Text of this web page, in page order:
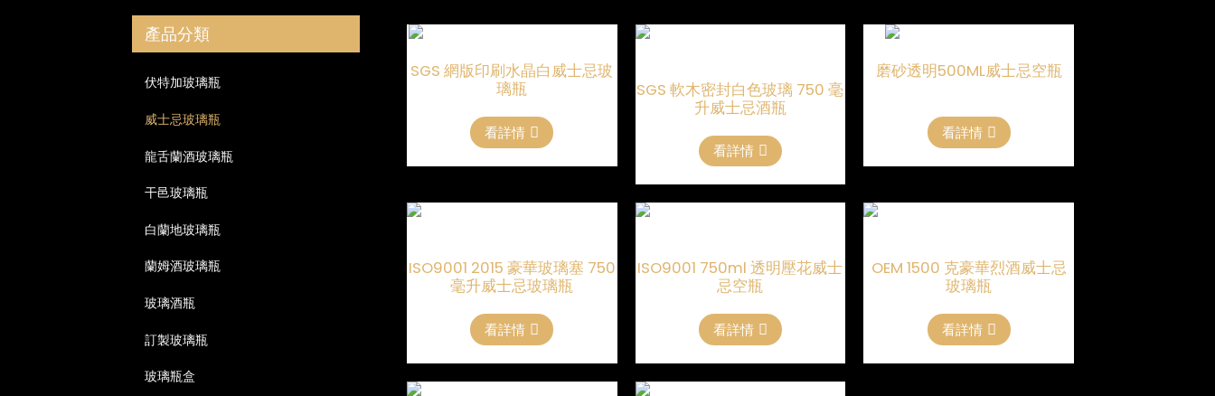
產品分類
伏特加玻璃瓶
威士忌玻璃瓶
龍舌蘭酒玻璃瓶
干邑玻璃瓶
白蘭地玻璃瓶
蘭姆酒玻璃瓶
玻璃酒瓶
訂製玻璃瓶
玻璃瓶盒
SGS 網版印刷水晶白威士忌玻
璃瓶
看詳情
SGS 軟木密封白色玻璃 750 毫
升威士忌酒瓶
看詳情
磨砂透明500ML威士忌空瓶
看詳情
ISO9001 2015 豪華玻璃塞 750
毫升威士忌玻璃瓶
看詳情
ISO9001 750ml 透明壓花威士
忌空瓶
看詳情
OEM 1500 克豪華烈酒威士忌
玻璃瓶
看詳情